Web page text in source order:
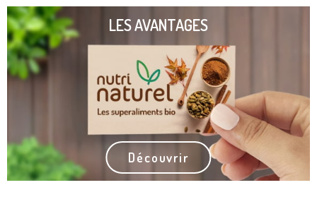
LES AVANTAGES
Découvrir